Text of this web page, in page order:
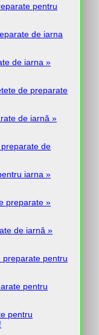
pentru
de iarna
de iarna »
de preparate
de iarnă »
de
iarna »
preparate »
de iarnă »
preparate pentru
pentru
pentru